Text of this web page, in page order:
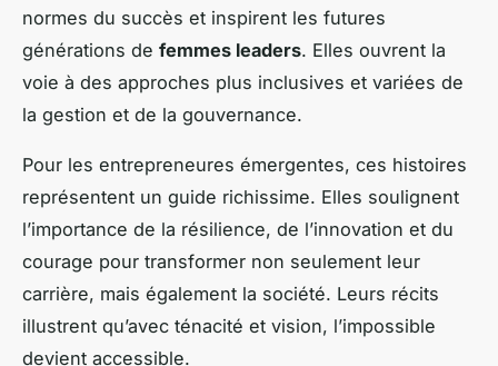
normes du succès et inspirent les futures
générations de femmes leaders. Elles ouvrent la
voie à des approches plus inclusives et variées de
la gestion et de la gouvernance.
Pour les entrepreneures émergentes, ces histoires
représentent un guide richissime. Elles soulignent
l’importance de la résilience, de l’innovation et du
courage pour transformer non seulement leur
carrière, mais également la société. Leurs récits
illustrent qu’avec ténacité et vision, l’impossible
devient accessible.